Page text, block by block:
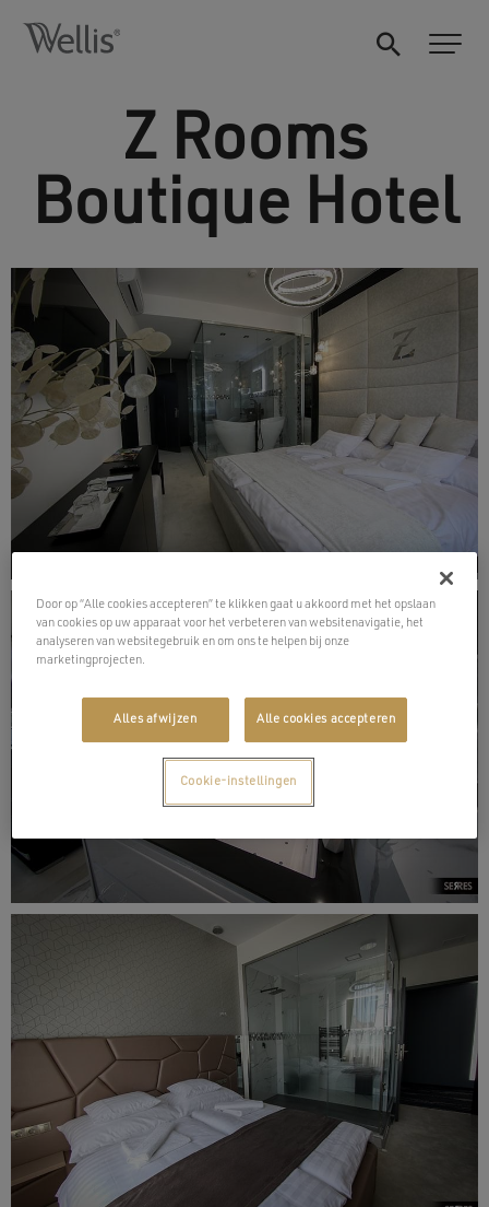
Z Rooms
Boutique Hotel
Door op “Alle cookies accepteren” te klikken gaat u akkoord met het opslaan
van cookies op uw apparaat voor het verbeteren van websitenavigatie, het
analyseren van websitegebruik en om ons te helpen bij onze
marketingprojecten.
Alles afwijzen Alle cookies accepteren
Cookie-instellingen